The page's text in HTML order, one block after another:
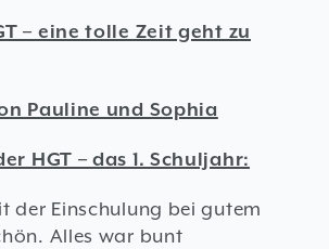
– eine tolle Zeit geht zu
Pauline und Sophia
HGT – das 1. Schuljahr:
der Einschulung bei gutem
Alles war bunt